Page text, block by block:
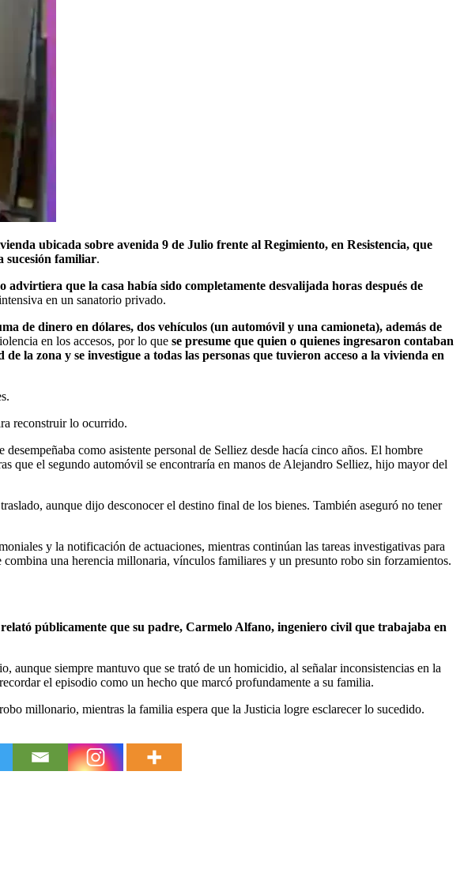
ubicada sobre avenida 9 de Julio frente al Regimiento, en Resistencia, que
sucesión familiar.
que la casa había sido completamente desvalijada horas después de
en un sanatorio privado.
de dinero en dólares, dos vehículos (un automóvil y una camioneta), además de
en los accesos, por lo que se presume que quien o quienes ingresaron contaban
la zona y se investigue a todas las personas que tuvieron acceso a la vivienda en
reconstruir lo ocurrido.
como asistente personal de Selliez desde hacía cinco años. El hombre
que el segundo automóvil se encontraría en manos de Alejandro Selliez, hijo mayor del
aunque dijo desconocer el destino final de los bienes. También aseguró no tener
y la notificación de actuaciones, mientras continúan las tareas investigativas para
una herencia millonaria, vínculos familiares y un presunto robo sin forzamientos.
públicamente que su padre, Carmelo Alfano, ingeniero civil que trabajaba en
siempre mantuvo que se trató de un homicidio, al señalar inconsistencias en la
el episodio como un hecho que marcó profundamente a su familia.
millonario, mientras la familia espera que la Justicia logre esclarecer lo sucedido.